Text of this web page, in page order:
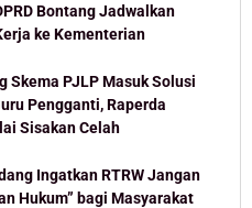
Bontang Jadwalkan
ke Kementerian
Skema PJLP Masuk Solusi
Pengganti, Raperda
Sisakan Celah
Ingatkan RTRW Jangan
Hukum” bagi Masyarakat